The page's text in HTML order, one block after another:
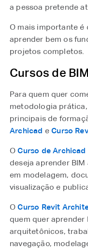
a pessoa pretende
O mais importante é
aprender bem os
projetos completos.
Cursos de
Para quem quer
metodologia
principais de
Archicad eCurso
OCurso de Archicad
deseja aprender
em modelagem,
visualização e
OCurso Revit
quem quer aprender
arquitetônicos,
navegação,